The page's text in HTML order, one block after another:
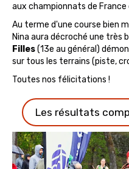
aux championnats de France
Au terme d'une course bien
Nina aura décroché une très
Filles(13e au général)
sur tous les terrains (piste,
Toutes nos félicitations !
Les résultats